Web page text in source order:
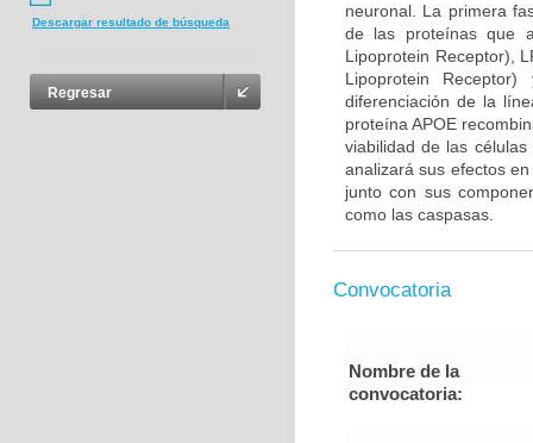
Descargar resultado de búsqueda
Regresar
neuronal. La primera
de las proteínas que
Lipoprotein Receptor),
Lipoprotein
diferenciación de la
proteína APOE
viabilidad de las
analizará sus efectos
junto con sus
como las caspasas.
Convocatoria
Nombre de la
convocatoria: